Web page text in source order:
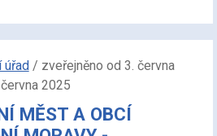
úřad/ zveřejněno od 3. června
2025
MĚST A OBCÍ